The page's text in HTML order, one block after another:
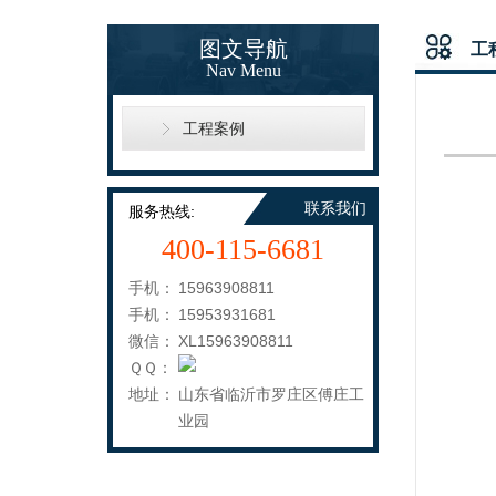
图文导航
Nav Menu
工程案例
服务热线: 联系我们
400-115-6681
手机：
15963908811
手机：
15953931681
微信：
XL15963908811
ＱＱ：
地址：
山东省临沂市罗庄区傅庄工
业园
工